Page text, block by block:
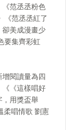
《范丞丞粉色
《范丞丞紅了
卻美成漫畫少
要集齊彩虹
閱讀量為四
《《這樣唱好
用獎盃舉
柔唱情歌 劉憲